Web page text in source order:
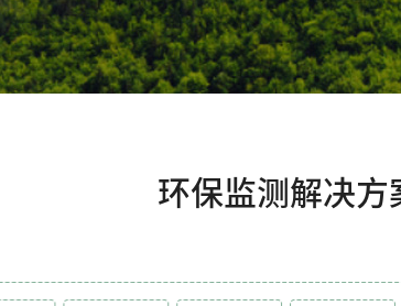
环保监测解决方